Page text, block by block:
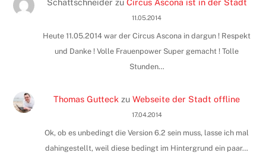
Schattschneider zu Circus Ascona ist in der Stadt
11.05.2014
Heute 11.05.2014 war der Circus Ascona in dargun ! Respekt
und Danke ! Volle Frauenpower Super gemacht ! Tolle
Stunden…
Thomas Gutteck zuWebseite der Stadt offline
17.04.2014
Ok, ob es unbedingt die Version 6.2 sein muss, lasse ich mal
dahingestellt, weil diese bedingt im Hintergrund ein paar…